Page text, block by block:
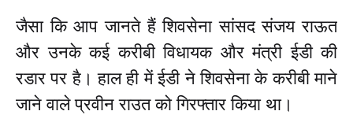
जैसा कि आप जानते हैं शिवसेना सांसद संजय राऊत
और उनके कई करीबी विधायक और मंत्री ईडी की
रडार पर है। हाल ही में ईडी ने शिवसेना के करीबी माने
जाने वाले प्रवीन राउत को गिरफ्तार किया था।